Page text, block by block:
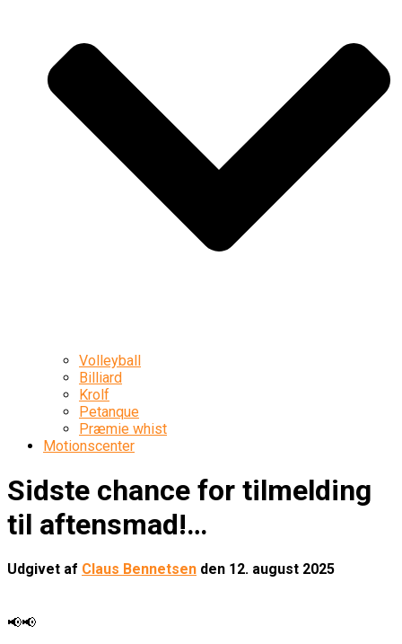
Volleyball
Billiard
Krolf
Petanque
Præmie whist
Motionscenter
Sidste chance for tilmelding
til aftensmad!…
Udgivet af Claus Bennetsen den 12. august 2025
📢📢